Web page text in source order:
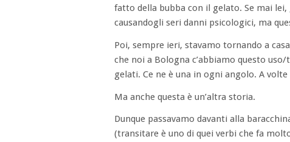
fatto della bubba con il gelato. Se mai
causandogli seri danni psicologici, ma
Poi, sempre ieri, stavamo tornando a
che noi a Bologna c’abbiamo questo
gelati. Ce ne è una in ogni angolo. A
Ma anche questa è un’altra storia.
Dunque passavamo davanti alla
(transitare è uno di quei verbi che fa